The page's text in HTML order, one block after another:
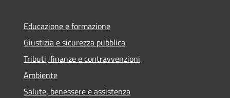
Educazione e formazione
Giustizia e sicurezza pubblica
Tributi, finanze e contravvenzioni
Ambiente
Salute, benessere e assistenza